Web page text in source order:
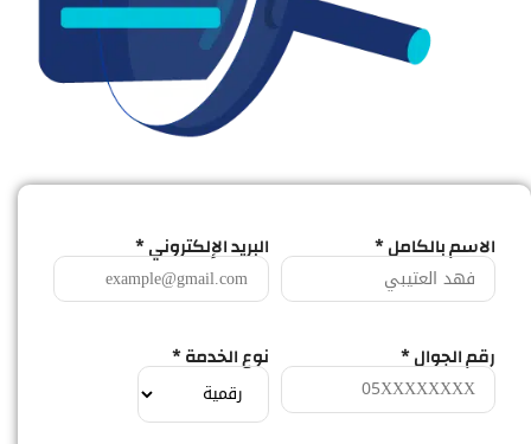
الاسم بالكامل * البريد الإلكتروني *
رقم الجوال * نوع الخدمة *